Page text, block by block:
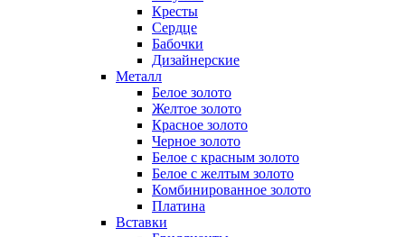
Кресты
Сердце
Бабочки
Дизайнерские
Металл
Белое золото
Желтое золото
Красное золото
Черное золото
Белое с красным золото
Белое с желтым золото
Комбинированное золото
Платина
Вставки